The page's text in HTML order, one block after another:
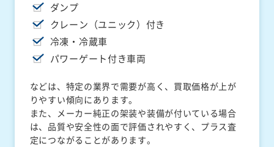
ダンプ
クレーン（ユニック）付き
冷凍・冷蔵車
パワーゲート付き車両
などは、特定の業界で需要が高く、買取価格が上が
りやすい傾向にあります。
また、メーカー純正の架装や装備が付いている場合
は、品質や安全性の面で評価されやすく、プラス査
定につながることがあります。